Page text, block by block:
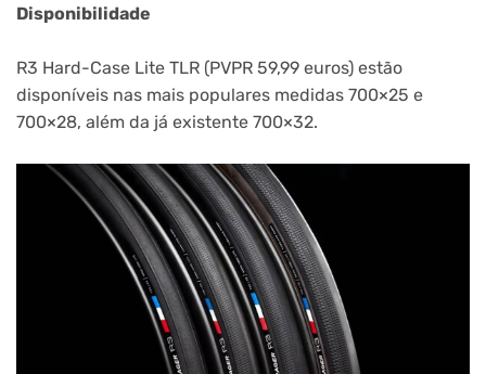
Disponibilidade
R3 Hard-Case Lite TLR (PVPR 59,99 euros) estão
disponíveis nas mais populares medidas 700×25 e
700×28, além da já existente 700×32.